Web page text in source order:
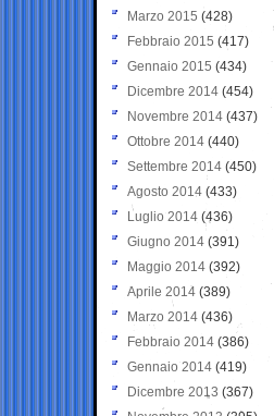
Marzo 2015 (428)
Febbraio 2015 (417)
Gennaio 2015 (434)
Dicembre 2014 (454)
Novembre 2014 (437)
Ottobre 2014 (440)
Settembre 2014 (450)
Agosto 2014 (433)
Luglio 2014 (436)
Giugno 2014 (391)
Maggio 2014 (392)
Aprile 2014 (389)
Marzo 2014 (436)
Febbraio 2014 (386)
Gennaio 2014 (419)
Dicembre 2013 (367)